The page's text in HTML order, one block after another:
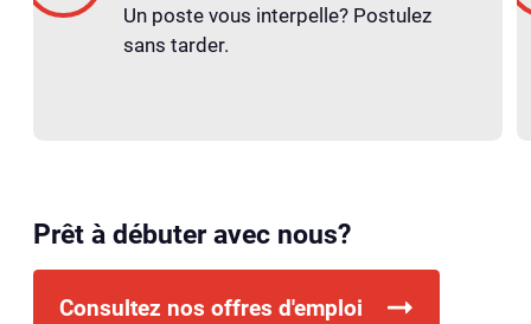
Un poste vous interpelle? Postulez
sans tarder.
Prêt à débuter avec nous?
Consultez nos offres d'emploi